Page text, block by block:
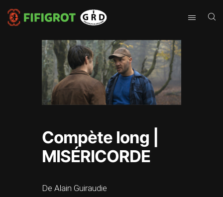
Compète long |
MISÉRICORDE
De Alain Guiraudie